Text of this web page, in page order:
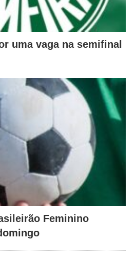
uma vaga na semifinal
Feminino